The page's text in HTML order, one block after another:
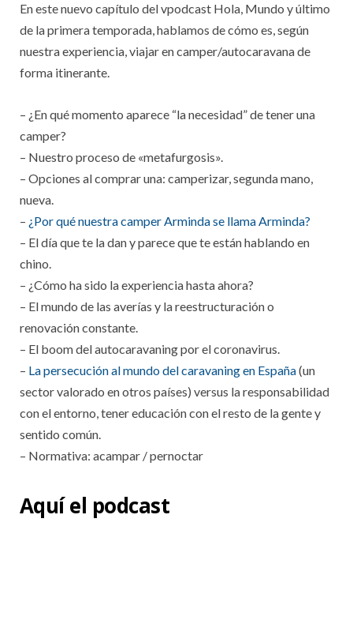
En este nuevo capítulo del vpodcast Hola, Mundo y último
de la primera temporada, hablamos de cómo es, según
nuestra experiencia, viajar en camper/autocaravana de
forma itinerante.
– ¿En qué momento aparece “la necesidad” de tener una
camper?
– Nuestro proceso de «metafurgosis».
– Opciones al comprar una: camperizar, segunda mano,
nueva.
– ¿Por qué nuestra camper Arminda se llama Arminda?
– El día que te la dan y parece que te están hablando en
chino.
– ¿Cómo ha sido la experiencia hasta ahora?
– El mundo de las averías y la reestructuración o
renovación constante.
– El boom del autocaravaning por el coronavirus.
– La persecución al mundo del caravaning en España(un
sector valorado en otros países) versus la responsabilidad
con el entorno, tener educación con el resto de la gente y
sentido común.
– Normativa: acampar / pernoctar
Aquí el podcast